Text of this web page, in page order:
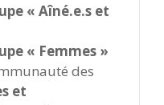
« Aîné.e.s et
« Femmes »
des
et